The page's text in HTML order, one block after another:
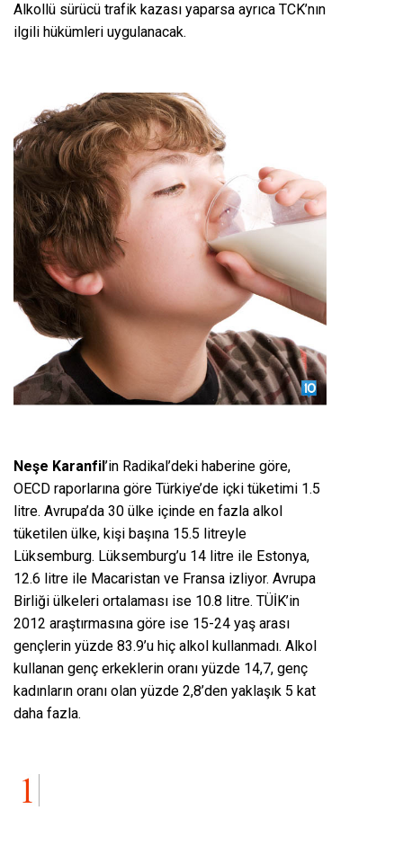
Alkollü sürücü trafik kazası yaparsa ayrıca TCK’nın
ilgili hükümleri uygulanacak.
Neşe Karanfil’in Radikal’deki haberine göre,
OECD raporlarına göre Türkiye’de içki tüketimi 1.5
litre. Avrupa’da 30 ülke içinde en fazla alkol
tüketilen ülke, kişi başına 15.5 litreyle
Lüksemburg. Lüksemburg’u 14 litre ile Estonya,
12.6 litre ile Macaristan ve Fransa izliyor. Avrupa
Birliği ülkeleri ortalaması ise 10.8 litre. TÜİK’in
2012 araştırmasına göre ise 15-24 yaş arası
gençlerin yüzde 83.9’u hiç alkol kullanmadı. Alkol
kullanan genç erkeklerin oranı yüzde 14,7, genç
kadınların oranı olan yüzde 2,8’den yaklaşık 5 kat
daha fazla.